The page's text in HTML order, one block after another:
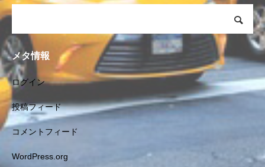
メタ情報
ログイン
投稿フィード
コメントフィード
WordPress.org